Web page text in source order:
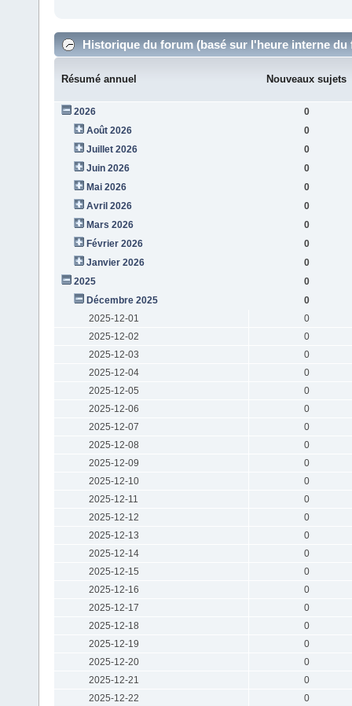
Historique du forum (basé sur l'heure interne du
Résumé annuel Nouveaux sujets
2026
0
Août 2026
0
Juillet 2026
0
Juin 2026
0
Mai 2026
0
Avril 2026
0
Mars 2026
0
Février 2026
0
Janvier 2026
0
2025
0
Décembre 2025
0
2025-12-01
0
2025-12-02
0
2025-12-03
0
2025-12-04
0
2025-12-05
0
2025-12-06
0
2025-12-07
0
2025-12-08
0
2025-12-09
0
2025-12-10
0
2025-12-11
0
2025-12-12
0
2025-12-13
0
2025-12-14
0
2025-12-15
0
2025-12-16
0
2025-12-17
0
2025-12-18
0
2025-12-19
0
2025-12-20
0
2025-12-21
0
2025-12-22
0